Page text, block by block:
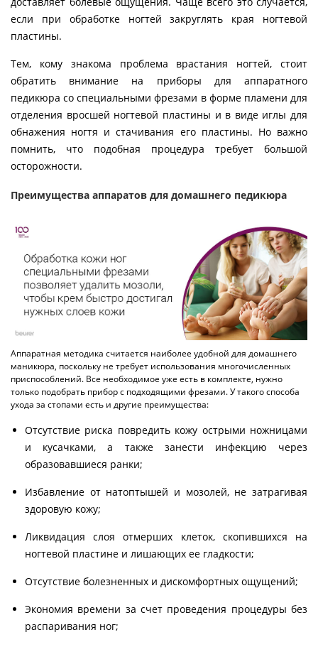
если при обработке ногтей закруглять края ногтевой
пластины.
Тем, кому знакома проблема врастания ногтей, стоит
обратить внимание на приборы для аппаратного
педикюра со специальными фрезами в форме пламени для
отделения вросшей ногтевой пластины и в виде иглы для
обнажения ногтя и стачивания его пластины. Но важно
помнить, что подобная процедура требует большой
осторожности.
Преимущества аппаратов для домашнего педикюра
Аппаратная методика считается наиболее удобной для домашнего
маникюра, поскольку не требует использования многочисленных
приспособлений. Все необходимое уже есть в комплекте, нужно
только подобрать прибор с подходящими фрезами. У такого способа
ухода за стопами есть и другие преимущества:
Отсутствие риска повредить кожу острыми ножницами
и кусачками, а также занести инфекцию через
образовавшиеся ранки;
Избавление от натоптышей и мозолей, не затрагивая
здоровую кожу;
Ликвидация слоя отмерших клеток, скопившихся на
ногтевой пластине и лишающих ее гладкости;
Отсутствие болезненных и дискомфортных ощущений;
Экономия времени за счет проведения процедуры без
распаривания ног;